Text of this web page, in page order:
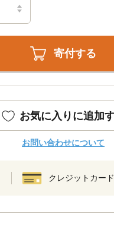
寄付する
お気に入りに追加
お問い合わせについて
クレジットカード